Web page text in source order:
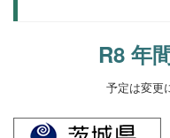
R8 年
予定は変更